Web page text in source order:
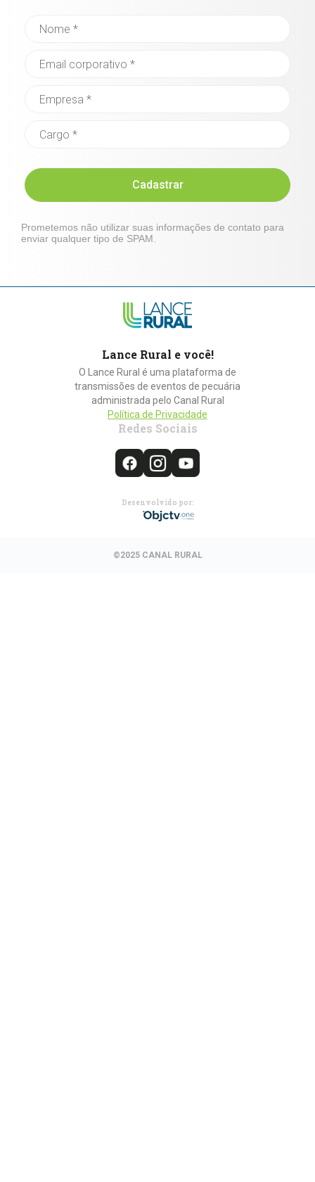
Cadastrar
Prometemos não utilizar suas informações de contato para
enviar qualquer tipo de SPAM.
Lance Rural e você!
O Lance Rural é uma plataforma de
transmissões de eventos de pecuária
administrada pelo Canal Rural
Política de Privacidade
Redes Sociais
Desenvolvido por:
©2025 CANAL RURAL